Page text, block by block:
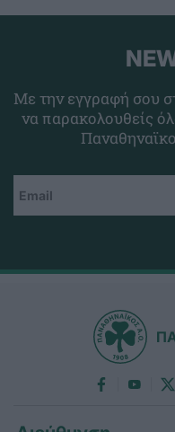
Με την εγγραφή σου
να παρακολουθείς